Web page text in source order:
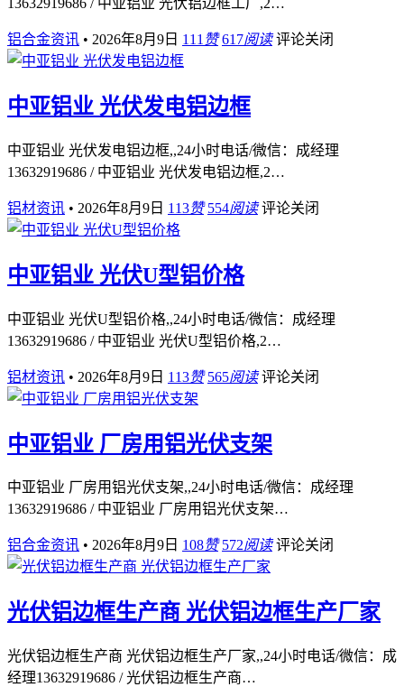
13632919686 / 中亚铝业 光伏铝边框工厂,2…
铝合金资讯 • 2026年8月9日 111 赞 617阅读 评论关闭
中亚铝业 光伏发电铝边框
中亚铝业 光伏发电铝边框,,24小时电话/微信：成经理
13632919686 / 中亚铝业 光伏发电铝边框,2…
铝材资讯 • 2026年8月9日 113赞 554阅读 评论关闭
中亚铝业 光伏U型铝价格
中亚铝业 光伏U型铝价格,,24小时电话/微信：成经理
13632919686 / 中亚铝业 光伏U型铝价格,2…
铝材资讯 • 2026年8月9日 113赞 565阅读 评论关闭
中亚铝业 厂房用铝光伏支架
中亚铝业 厂房用铝光伏支架,,24小时电话/微信：成经理
13632919686 / 中亚铝业 厂房用铝光伏支架…
铝合金资讯 • 2026年8月9日 108赞 572阅读 评论关闭
光伏铝边框生产商 光伏铝边框生产厂家
光伏铝边框生产商 光伏铝边框生产厂家,,24小时电话/微信：成
经理13632919686 / 光伏铝边框生产商…